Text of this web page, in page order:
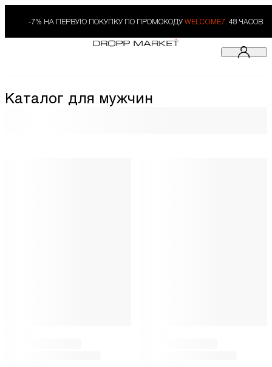
-7% НА ПЕРВУЮ ПОКУПКУ ПО ПРОМОКОДУ WELCOME7. 48 ЧАСОВ
Каталог для мужчин